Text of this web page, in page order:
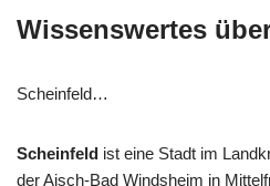
Wissenswertes
Scheinfeld…
Scheinfeld ist eine Stadt im
der Aisch-Bad Windsheim in